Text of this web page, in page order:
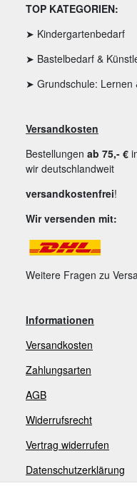
TOP KATEGORIEN:
➤ Kindergartenbedarf
➤ Bastelbedarf &
➤ Grundschule: Lernen
Versandkosten
Bestellungen ab 75,- €
wir deutschlandweit
versandkostenfrei!
Wir versenden mit:
Weitere Fragen zu
Informationen
Versandkosten
Zahlungsarten
AGB
Widerrufsrecht
Vertrag widerrufen
Datenschutzerklärung